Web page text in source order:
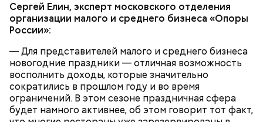
Сергей Елин, эксперт московского отделения
организации малого и среднего бизнеса «Опоры
России»:
— Для представителей малого и среднего бизнеса
новогодние праздники — отличная возможность
восполнить доходы, которые значительно
сократились в прошлом году и во время
ограничений. В этом сезоне праздничная сфера
будет намного активнее, об этом говорит тот факт,
нужно застыть на месте и не двигаться;
нельзя ни в коем случае махать руками;
не стоит пытаться «поймать» молнию или
потрогать, особенно металлическими
После получения предельно допустимой дозы
радиации Макеева вывели из 30-километровой
зоны отчуждения, где он до 3 мая проверял на
уровень радиационной зараженности
автотранспорт.
Молитва Николаю чудотворцу